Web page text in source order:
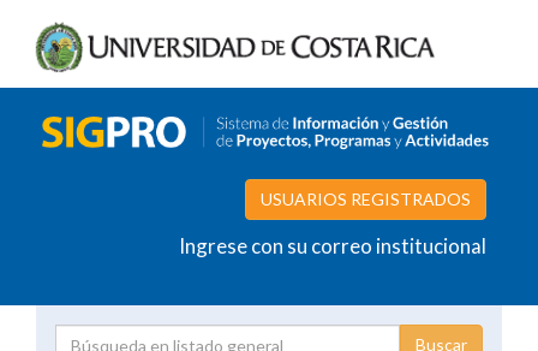
USUARIOS REGISTRADOS
Ingrese con su correo institucional